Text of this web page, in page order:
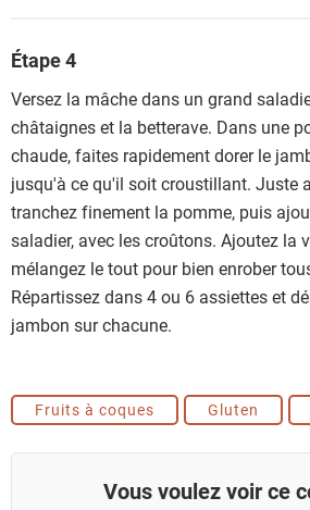
Étape 4
Versez la mâche dans un grand
châtaignes et la betterave. Dans une
chaude, faites rapidement dorer le
jusqu'à ce qu'il soit croustillant. Juste
tranchez finement la pomme, puis
saladier, avec les croûtons. Ajoutez la
mélangez le tout pour bien enrober
Répartissez dans 4 ou 6 assiettes et
jambon sur chacune.
Fruits à coques Gluten
Vous voulez voir ce